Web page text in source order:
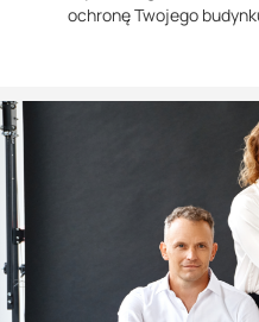
ochronę Twojego